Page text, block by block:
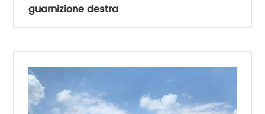
guarnizione destra